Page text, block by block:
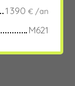
1 390 € /an
M621